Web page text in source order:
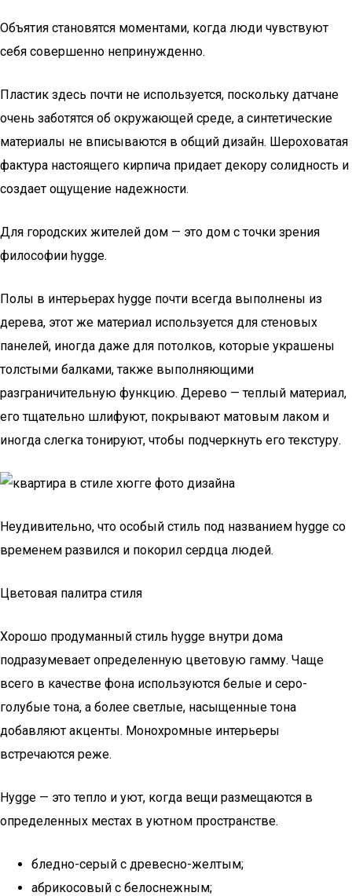
Объятия становятся моментами, когда люди чувствуют
себя совершенно непринужденно.
Пластик здесь почти не используется, поскольку датчане
очень заботятся об окружающей среде, а синтетические
материалы не вписываются в общий дизайн. Шероховатая
фактура настоящего кирпича придает декору солидность и
создает ощущение надежности.
Для городских жителей дом — это дом с точки зрения
философии hygge.
Полы в интерьерах hygge почти всегда выполнены из
дерева, этот же материал используется для стеновых
панелей, иногда даже для потолков, которые украшены
толстыми балками, также выполняющими
разграничительную функцию. Дерево — теплый материал,
его тщательно шлифуют, покрывают матовым лаком и
иногда слегка тонируют, чтобы подчеркнуть его текстуру.
Неудивительно, что особый стиль под названием hygge со
временем развился и покорил сердца людей.
Цветовая палитра стиля
Хорошо продуманный стиль hygge внутри дома
подразумевает определенную цветовую гамму. Чаще
всего в качестве фона используются белые и серо-
голубые тона, а более светлые, насыщенные тона
добавляют акценты. Монохромные интерьеры
встречаются реже.
Hygge — это тепло и уют, когда вещи размещаются в
определенных местах в уютном пространстве.
бледно-серый с древесно-желтым;
абрикосовый с белоснежным;